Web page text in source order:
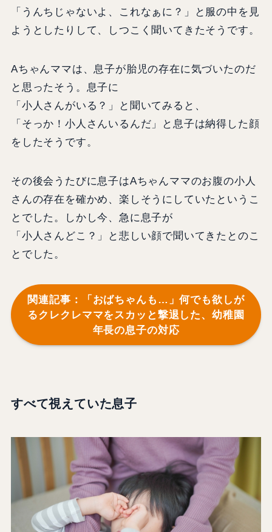
「うんちじゃないよ、これなぁに？」と服の中を見
ようとしたりして、しつこく聞いてきたそうです。
Aちゃんママは、息子が胎児の存在に気づいたのだ
と思ったそう。息子に
「小人さんがいる？」と聞いてみると、
「そっか！小人さんいるんだ」と息子は納得した顔
をしたそうです。
その後会うたびに息子はAちゃんママのお腹の小人
さんの存在を確かめ、楽しそうにしていたというこ
とでした。しかし今、急に息子が
「小人さんどこ？」と悲しい顔で聞いてきたとのこ
とでした。
関連記事：「おばちゃんも…」何でも欲しが
るクレクレママをスカッと撃退した、幼稚園
年長の息子の対応
すべて視えていた息子